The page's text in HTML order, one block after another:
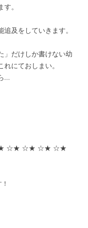
。
及をしていきます。
」だけしか書けない幼
にておしまい。
…
☆★ ☆★ ☆★ ☆★